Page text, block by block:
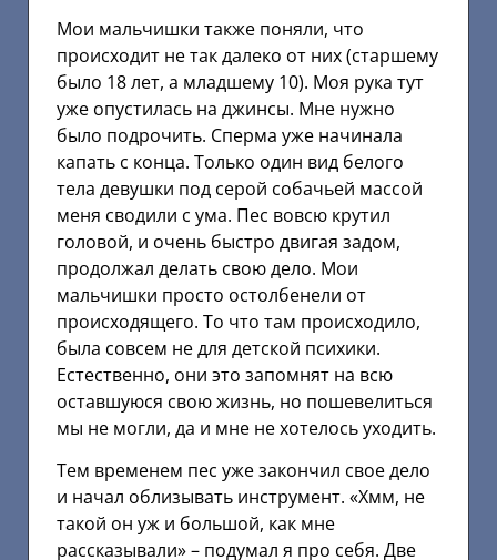
Мои мальчишки также поняли, что
происходит не так далеко от них (старшему
было 18 лет, а младшему 10). Моя рука тут
уже опустилась на джинсы. Мне нужно
было подрочить. Сперма уже начинала
капать с конца. Только один вид белого
тела девушки под серой собачьей массой
меня сводили с ума. Пес вовсю крутил
головой, и очень быстро двигая задом,
продолжал делать свою дело. Мои
мальчишки просто остолбенели от
происходящего. То что там происходило,
была совсем не для детской психики.
Естественно, они это запомнят на всю
оставшуюся свою жизнь, но пошевелиться
мы не могли, да и мне не хотелось уходить.
Тем временем пес уже закончил свое дело
и начал облизывать инструмент. «Хмм, не
такой он уж и большой, как мне
рассказывали» – подумал я про себя. Две